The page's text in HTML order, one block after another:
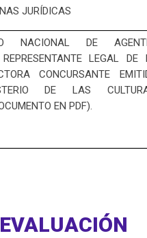
JURÍDICAS
NACIONAL DE
LEGAL DE
CONCURSANTE
DE LAS
EN PDF).